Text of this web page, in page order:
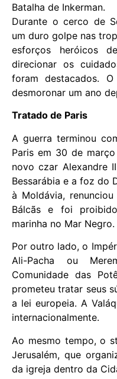
Batalha de Inkerman.
Durante o cerco de
um duro golpe nas
esforços heróicos
direcionar os
foram destacados.
desmoronar um ano
Tratado de Paris
A guerra terminou
Paris em 30 de
novo czar Alexandre
Bessarábia e a foz do
à Moldávia,
Bálcãs e foi
marinha no Mar Negro.
Por outro lado, o
Ali-Pacha ou
Comunidade das
prometeu tratar seus
a lei europeia. A
internacionalmente.
Ao mesmo tempo, o
Jerusalém, que
da igreja dentro da